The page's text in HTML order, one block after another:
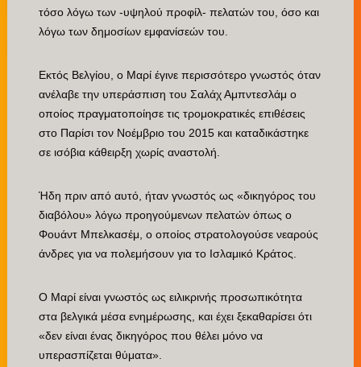
τόσο λόγω των -υψηλού προφίλ- πελατών του, όσο και
λόγω των δημοσίων εμφανίσεών του.
Εκτός Βελγίου, ο Μαρί έγινε περισσότερο γνωστός όταν
ανέλαβε την υπεράσπιση του Σαλάχ Αμπντεσλάμ ο
οποίος πραγματοποίησε τις τρομοκρατικές επιθέσεις
στο Παρίσι τον Νοέμβριο του 2015 και καταδικάστηκε
σε ισόβια κάθειρξη χωρίς αναστολή.
Ήδη πριν από αυτό, ήταν γνωστός ως «δικηγόρος του
διαβόλου» λόγω προηγούμενων πελατών όπως ο
Φουάντ Μπελκασέμ, ο οποίος στρατολογούσε νεαρούς
άνδρες για να πολεμήσουν για το Ισλαμικό Κράτος.
Ο Μαρί είναι γνωστός ως ειλικρινής προσωπικότητα
στα βελγικά μέσα ενημέρωσης, και έχει ξεκαθαρίσει ότι
«δεν είναι ένας δικηγόρος που θέλει μόνο να
υπερασπίζεται θύματα».